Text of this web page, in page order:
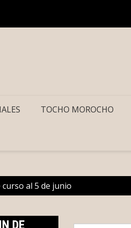
Le cae un rayo a
TOCHO MOROCHO
curso al 5 de junio
DE